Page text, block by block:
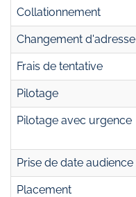
Collationnement
Changement d'adresse
Frais de tentative
Pilotage
Pilotage avec urgence
Prise de date audience
Placement